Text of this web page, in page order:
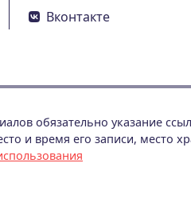
Вконтакте
обязательно указание
и время его записи, место